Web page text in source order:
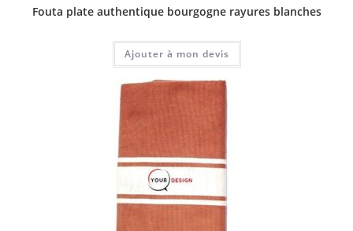
Fouta plate authentique bourgogne rayures blanches
Ajouter à mon devis